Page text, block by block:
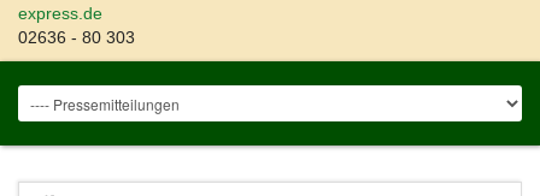
express.de
02636 - 80 303